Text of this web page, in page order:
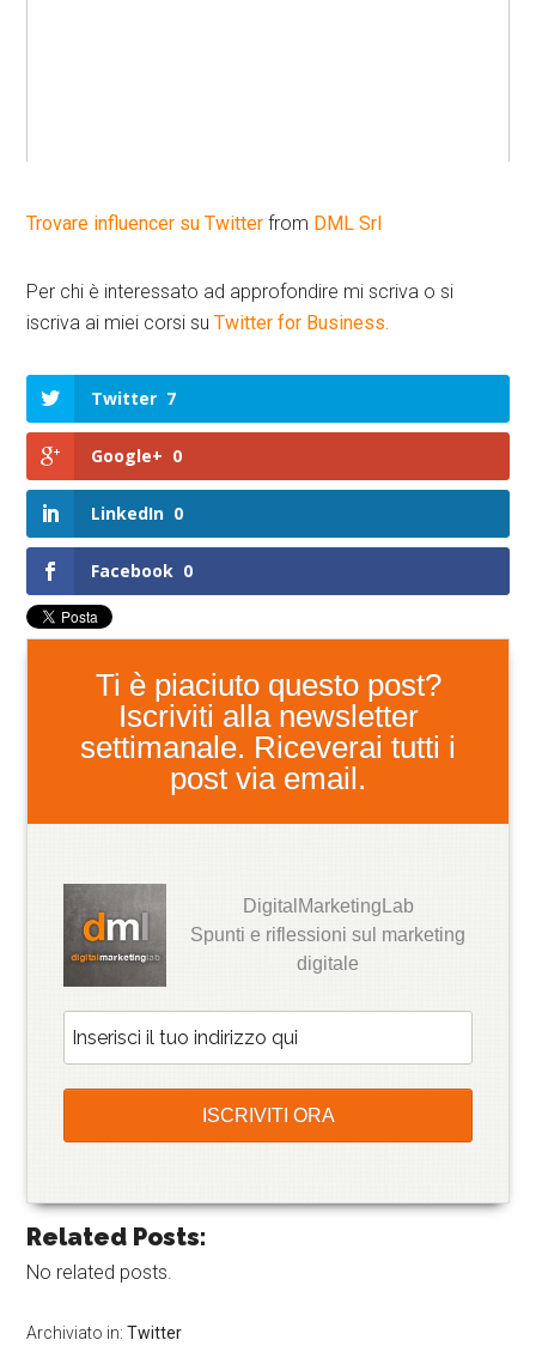
Trovare influencer su Twitter from DML Srl
Per chi è interessato ad approfondire mi scriva o si
iscriva ai miei corsi suTwitter for Business.
Twitter 7
Google+ 0
LinkedIn 0
Facebook 0
Ti è piaciuto questo post?
Iscriviti alla newsletter
settimanale. Riceverai tutti i
post via email.
DigitalMarketingLab
Spunti e riflessioni sul marketing
digitale
Related Posts:
No related posts.
Archiviato in:Twitter